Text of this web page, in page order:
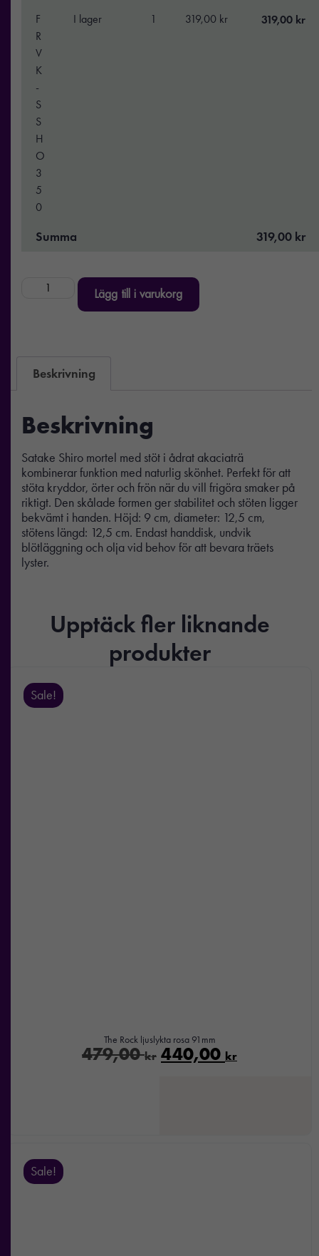
F
R
V
K
-
S
S
H
O
3
5
0
I lager 1 319,00 kr 319,00 kr
Summa 319,00 kr
Lägg till i varukorg
Beskrivning
Beskrivning
Satake Shiro mortel med stöt i ådrat akaciaträ
kombinerar funktion med naturlig skönhet. Perfekt för att
stöta kryddor, örter och frön när du vill frigöra smaker på
riktigt. Den skålade formen ger stabilitet och stöten ligger
bekvämt i handen. Höjd: 9 cm, diameter: 12,5 cm,
stötens längd: 12,5 cm. Endast handdisk, undvik
blötläggning och olja vid behov för att bevara träets
lyster.
Upptäck fler liknande
produkter
Sale!
The Rock ljuslykta rosa 91mm
479,00kr 440,00 kr
Sale!